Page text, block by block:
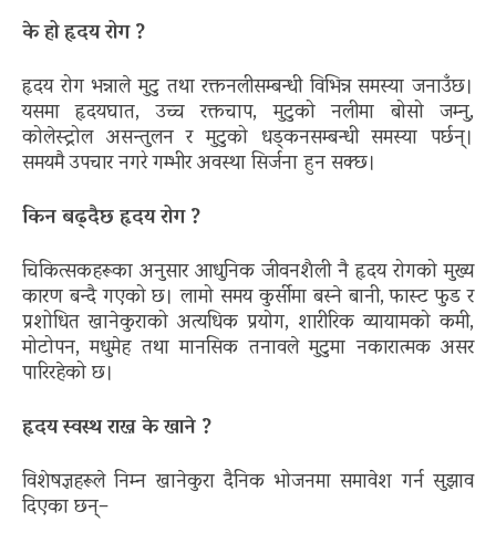
के हो हृदय रोग ?
हृदय रोग भन्नाले मुटु तथा रक्तनलीसम्बन्धी विभिन्न समस्या जनाउँछ।
यसमा हृदयघात, उच्च रक्तचाप, मुटुको नलीमा बोसो जम्नु,
कोलेस्ट्रोल असन्तुलन र मुटुको धड्कनसम्बन्धी समस्या पर्छन्।
समयमै उपचार नगरे गम्भीर अवस्था सिर्जना हुन सक्छ।
किन बढ्दैछ हृदय रोग ?
चिकित्सकहरूका अनुसार आधुनिक जीवनशैली नै हृदय रोगको मुख्य
कारण बन्दै गएको छ। लामो समय कुर्सीमा बस्ने बानी, फास्ट फुड र
प्रशोधित खानेकुराको अत्यधिक प्रयोग, शारीरिक व्यायामको कमी,
मोटोपन, मधुमेह तथा मानसिक तनावले मुटुमा नकारात्मक असर
पारिरहेको छ।
हृदय स्वस्थ राख्न के खाने ?
विशेषज्ञहरूले निम्न खानेकुरा दैनिक भोजनमा समावेश गर्न सुझाव
दिएका छन्–